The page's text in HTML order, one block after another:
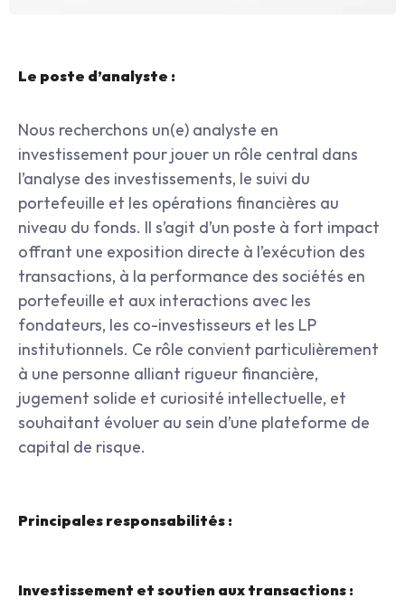
Le poste d’analyste :
Nous recherchons un(e) analyste en
investissement pour jouer un rôle central dans
l’analyse des investissements, le suivi du
portefeuille et les opérations financières au
niveau du fonds. Il s’agit d’un poste à fort impact
offrant une exposition directe à l’exécution des
transactions, à la performance des sociétés en
portefeuille et aux interactions avec les
fondateurs, les co-investisseurs et les LP
institutionnels. Ce rôle convient particulièrement
à une personne alliant rigueur financière,
jugement solide et curiosité intellectuelle, et
souhaitant évoluer au sein d’une plateforme de
capital de risque.
Principales responsabilités :
Investissement et soutien aux transactions :